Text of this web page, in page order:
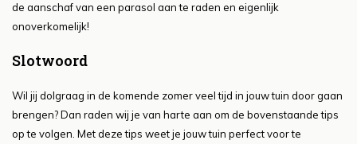
de aanschaf van een parasol aan te raden en eigenlijk
onoverkomelijk!
Slotwoord
Wil jij dolgraag in de komende zomer veel tijd in jouw tuin door gaan
brengen? Dan raden wij je van harte aan om de bovenstaande tips
op te volgen. Met deze tips weet je jouw tuin perfect voor te